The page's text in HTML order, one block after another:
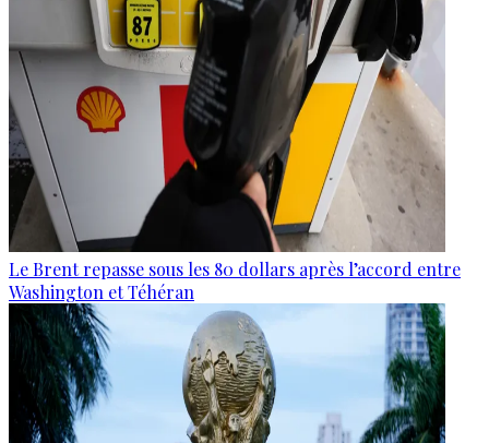
Le Brent repasse sous les 80 dollars après l’accord entre
Washington et Téhéran